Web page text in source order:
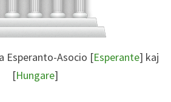
Esperanto-Asocio [Esperante] kaj
[Hungare]